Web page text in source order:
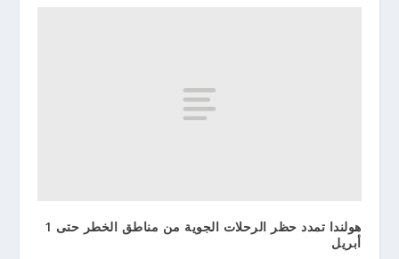
هولندا تمدد حظر الرحلات الجوية من مناطق الخطر حتى 1
أبريل